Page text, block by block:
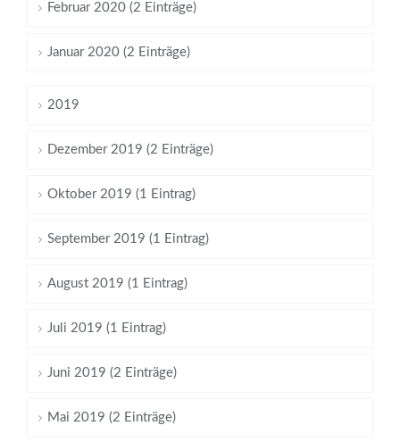
Februar 2020 (2 Einträge)
Januar 2020 (2 Einträge)
2019
Dezember 2019 (2 Einträge)
Oktober 2019 (1 Eintrag)
September 2019 (1 Eintrag)
August 2019 (1 Eintrag)
Juli 2019 (1 Eintrag)
Juni 2019 (2 Einträge)
Mai 2019 (2 Einträge)